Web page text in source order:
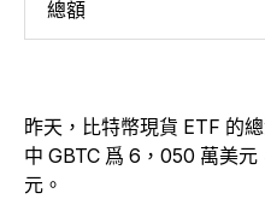
總額
昨天，比特幣現貨 ETF 的
中 GBTC 爲 6，050 萬美
元。